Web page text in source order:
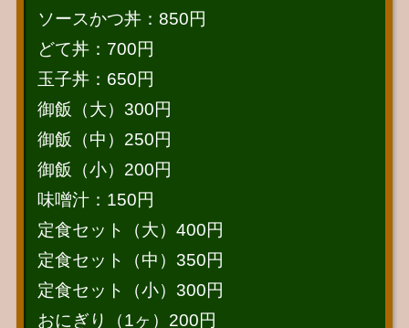
ソースかつ丼：850円
どて丼：700円
玉子丼：650円
御飯（大）300円
御飯（中）250円
御飯（小）200円
味噌汁：150円
定食セット（大）400円
定食セット（中）350円
定食セット（小）300円
おにぎり（1ヶ）200円